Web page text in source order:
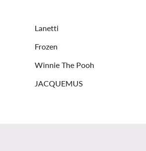
Lanetti
Frozen
Winnie The Pooh
JACQUEMUS